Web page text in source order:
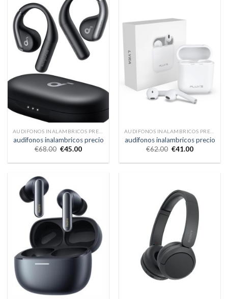
audifonos inalambricos precio
€68.00 €45.00
audifonos inalambricos precio
€62.00 €41.00